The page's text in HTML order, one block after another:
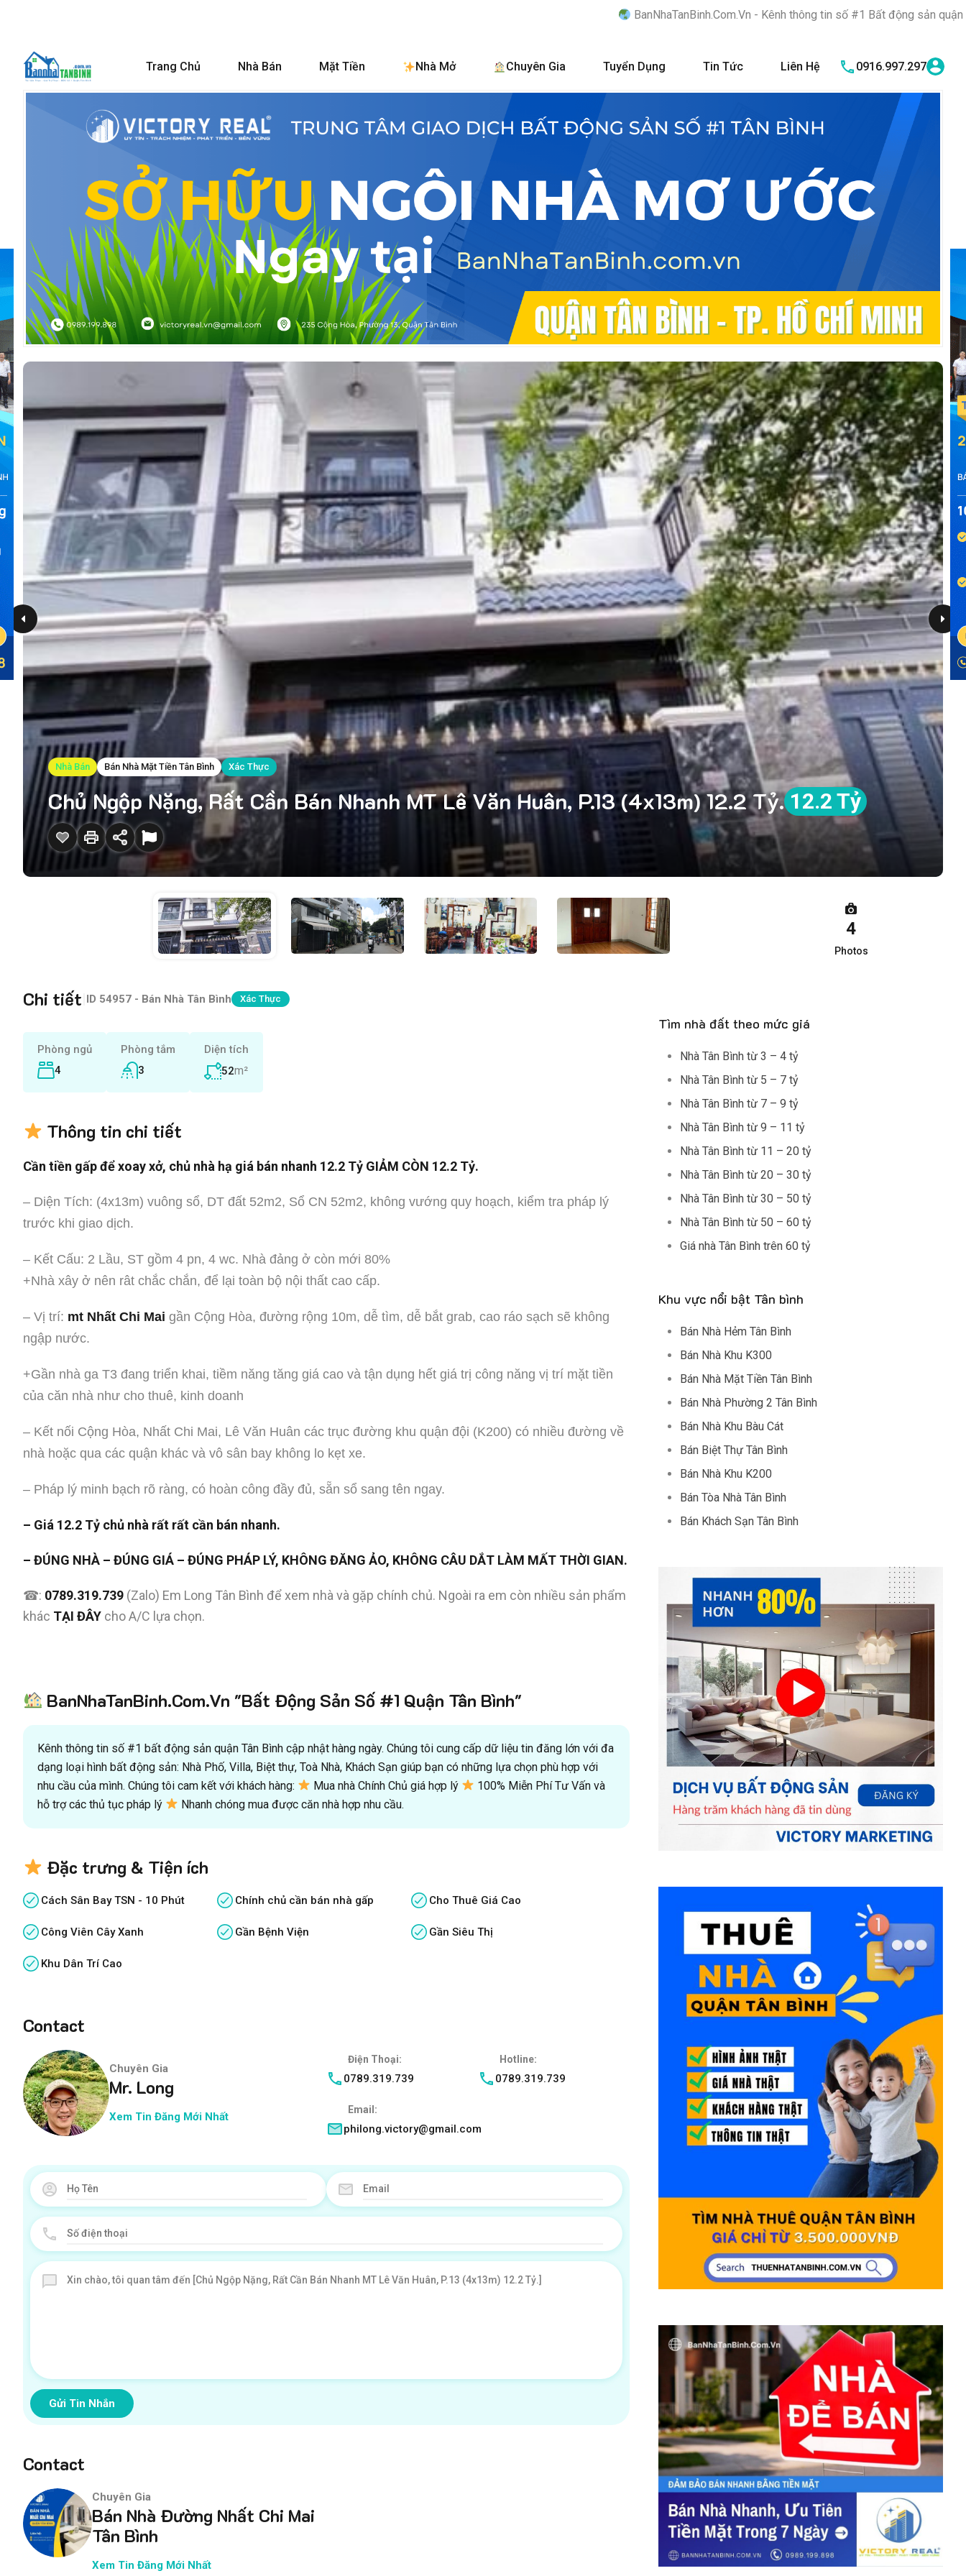
BanNhaTanBinh.Com.Vn - Kênh thông tin số #1 Bất động sản quận Tân Bình "Nơi
Trang Chủ Nhà Bán Mặt Tiền Nhà Mở Chuyên Gia Tuyển Dụng Tin Tức Liên Hệ 0916.997.297
Nhà Bán Bán Nhà Mặt Tiền Tân Bình Xác Thực
Chủ Ngộp Nặng, Rất Cần Bán Nhanh MT Lê Văn Huân, P.13 (4x13m) 12.2 Tỷ. 12.2 Tỷ
4
Photos
Chi tiết ID 54957 - Bán Nhà Tân Bình Xác Thực
Phòng ngủ
4
Phòng tắm
3
Diện tích
52m²
Thông tin chi tiết
Cần tiền gấp để xoay xở, chủ nhà hạ giá bán nhanh 12.2 Tỷ GIẢM CÒN 12.2 Tỷ.
– Diện Tích: (4x13m) vuông sổ, DT đất 52m2, Sổ CN 52m2, không vướng quy hoạch, kiểm tra pháp lý
trước khi giao dịch.
– Kết Cấu: 2 Lầu, ST gồm 4 pn, 4 wc. Nhà đảng ở còn mới 80%
+Nhà xây ở nên rât chắc chắn, để lại toàn bộ nội thất cao cấp.
– Vị trí: mt Nhất Chi Mai gần Cộng Hòa, đường rộng 10m, dễ tìm, dễ bắt grab, cao ráo sạch sẽ không
ngập nước.
+Gần nhà ga T3 đang triển khai, tiềm năng tăng giá cao và tận dụng hết giá trị công năng vị trí mặt tiền
của căn nhà như cho thuê, kinh doanh
– Kết nối Cộng Hòa, Nhất Chi Mai, Lê Văn Huân các trục đường khu quận đội (K200) có nhiều đường về
nhà hoặc qua các quận khác và vô sân bay không lo kẹt xe.
– Pháp lý minh bạch rõ ràng, có hoàn công đầy đủ, sẵn sổ sang tên ngay.
– Giá 12.2 Tỷ chủ nhà rất rất cần bán nhanh.
– ĐÚNG NHÀ – ĐÚNG GIÁ – ĐÚNG PHÁP LÝ, KHÔNG ĐĂNG ẢO, KHÔNG CÂU DẮT LÀM MẤT THỜI GIAN.
☎: 0789.319.739 (Zalo) Em Long Tân Bình để xem nhà và gặp chính chủ. Ngoài ra em còn nhiều sản phẩm
khác TẠI ĐÂY cho A/C lựa chọn.
BanNhaTanBinh.Com.Vn "Bất Động Sản Số #1 Quận Tân Bình"
Kênh thông tin số #1 bất động sản quận Tân Bình cập nhật hàng ngày. Chúng tôi cung cấp dữ liệu tin đăng lớn với đa
dạng loại hình bất động sản: Nhà Phố, Villa, Biệt thự, Toà Nhà, Khách Sạn giúp bạn có những lựa chọn phù hợp với
nhu cầu của mình. Chúng tôi cam kết với khách hàng:
Mua nhà Chính Chủ giá hợp lý
100% Miễn Phí Tư Vấn và
hỗ trợ các thủ tục pháp lý
Nhanh chóng mua được căn nhà hợp nhu cầu.
Đặc trưng & Tiện ích
Cách Sân Bay TSN - 10 Phút Chính chủ cần bán nhà gấp Cho Thuê Giá Cao
Công Viên Cây Xanh Gần Bệnh Viện Gần Siêu Thị
Khu Dân Trí Cao
Contact
Chuyên Gia
Mr. Long
Xem Tin Đăng Mới Nhất
Điện Thoại:
0789.319.739
Hotline:
0789.319.739
Email:
philong.victory@gmail.com
Gửi Tin Nhắn
Contact
Chuyên Gia
Bán Nhà Đường Nhất Chi Mai
Tân Bình
Xem Tin Đăng Mới Nhất
Tìm nhà đất theo mức giá
Nhà Tân Bình từ 3 – 4 tỷ
Nhà Tân Bình từ 5 – 7 tỷ
Nhà Tân Bình từ 7 – 9 tỷ
Nhà Tân Bình từ 9 – 11 tỷ
Nhà Tân Bình từ 11 – 20 tỷ
Nhà Tân Bình từ 20 – 30 tỷ
Nhà Tân Bình từ 30 – 50 tỷ
Nhà Tân Bình từ 50 – 60 tỷ
Giá nhà Tân Bình trên 60 tỷ
Khu vực nổi bật Tân bình
Bán Nhà Hẻm Tân Bình
Bán Nhà Khu K300
Bán Nhà Mặt Tiền Tân Bình
Bán Nhà Phường 2 Tân Bình
Bán Nhà Khu Bàu Cát
Bán Biệt Thự Tân Bình
Bán Nhà Khu K200
Bán Tòa Nhà Tân Bình
Bán Khách Sạn Tân Bình